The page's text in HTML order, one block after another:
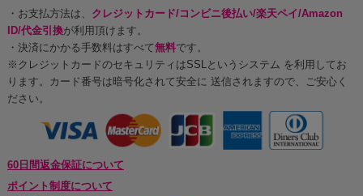
・お支払方法は、 クレジットカード/コンビニ後払い/楽天ペイ/Amazon
ID/代金引換が利用頂けます。
・決済にかかる手数料はすべて無料です。
※クレジットカードのセキュリティはSSLというシステム を利用してお
ります。カード番号は暗号化されて安全に 送信されますので、ご安心く
ださい。
60日間返金保証について
ポイント制度について